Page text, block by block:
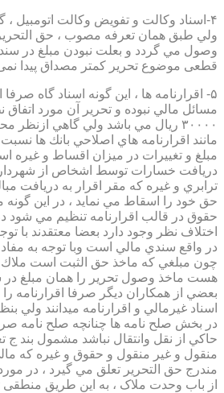
۴-اسناد وكالت و تفويض وكالت
ولي طبق همان تعرفه مصوب ، حق
وصول مي گردد و بعلت نبودن مبلغ در
قطعی موضوع تحریر کمتر مصداق پیدا
۵- اقرارنامه ها ، اين گونه اسناد گاه
مسائل مالي نبوده و تحرير آن مورد اتفاق
۳۰۰۰۰ ريال مي باشد ولي گاهي
مانند اقرارنامه هاي اصلاحي بانك ها
مبلغ و تغييرات در ميزان اقساط و غيره
دريافت خسارات توسط اشخاص از
ترابري و غيره كه مقر اقرار به دريافت
حق خود را اسقاط مي نمايد ، در اين
حقوق در قالب اقرارنامه تنظيم مي شود
اختلاف نظر وجود دارد بعضا معتقدند با
در واقع سندي مالي است وبا توجه به
چون مبلغي كه ماخذ حق الثبت است
هست ماخذ وصول تحرير را همان مبلغ در
بعضي از همكاران ديگر صرفا اقرارنامه
اسناد غيرمالي و اقرارنامه ميدانند ولي
در بخش صلح نامه ها چنانچه صلح نامه
حاكي از نقل وانتقال نباشد مشمول بند ج
منقول و غير منقول و حقوق و غيره كه
مندرج حق التحرير تعلق مي گيرد ، در مورد
از باب وحدت ملاک ، به این طریق